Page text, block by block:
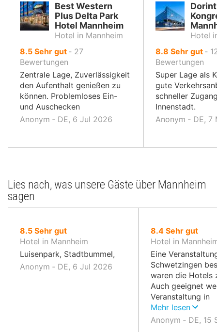
Best Western
Plus Delta Park
Hotel Mannheim
Hotel in Mannheim
8.5von
10,
Sehr gut ‐ 27
Bewertungen
Zentrale Lage, Zuverlässigkeit
den Aufenthalt genießen zu
können. Problemloses Ein-
und Auschecken
Anonym ‐ DE, 6 Jul 2026
Dorint
Hotel
8.8 von
10,
Sehr gut ‐
Bewertungen
Super Lage als
gute
schneller
Innenstadt.
Anonym ‐ DE,
Lies nach, was unsere Gäste über Mannheim
sagen
8.5von
10,
Sehr gut
Hotel in Mannheim
Luisenpark, Stadtbummel,
Anonym ‐ DE, 6 Jul 2026
8.4von
10,
Sehr gut
Hotel in
Eine
Schwetzingen
waren die Hotels
Auch geeignet
Veranstaltung in
Hockenheim ist.
Mehr lesen
Anonym ‐ DE, 15